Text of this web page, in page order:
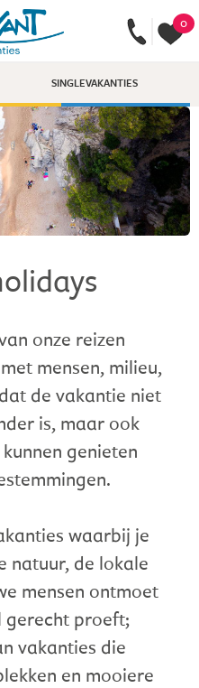
0
SINGLEVAKANTIES
onze reizen
mensen, milieu,
de vakantie niet
is, maar ook
genieten
waarbij je
natuur, de lokale
mensen ontmoet
gerecht proeft;
vakanties die
en mooiere